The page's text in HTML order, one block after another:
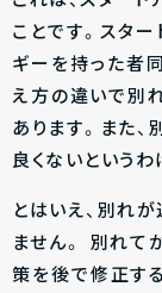
ことです。スタ
ギーを持った者
え方の違いで別
あります。また、
良くないというわ
とはいえ、別れ
ません。 別れて
策を後で修正す